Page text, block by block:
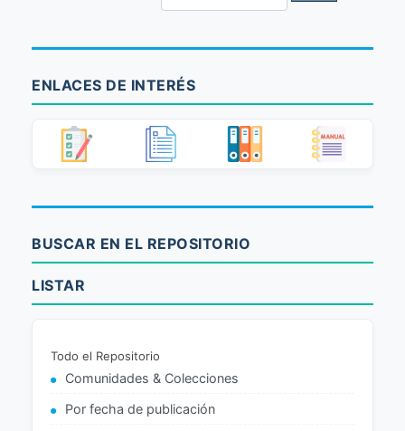
ENLACES DE INTERÉS
BUSCAR EN EL REPOSITORIO
LISTAR
Todo el Repositorio
Comunidades & Colecciones
Por fecha de publicación